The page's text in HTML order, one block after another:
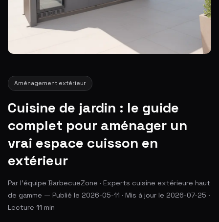
Aménagement extérieur
Cuisine de jardin : le guide
complet pour aménager un
vrai espace cuisson en
extérieur
Par l'équipe BarbecueZone · Experts cuisine extérieure haut
de gamme — Publié le 2026-05-11 · Mis à jour le 2026-07-25 ·
Lecture 11 min